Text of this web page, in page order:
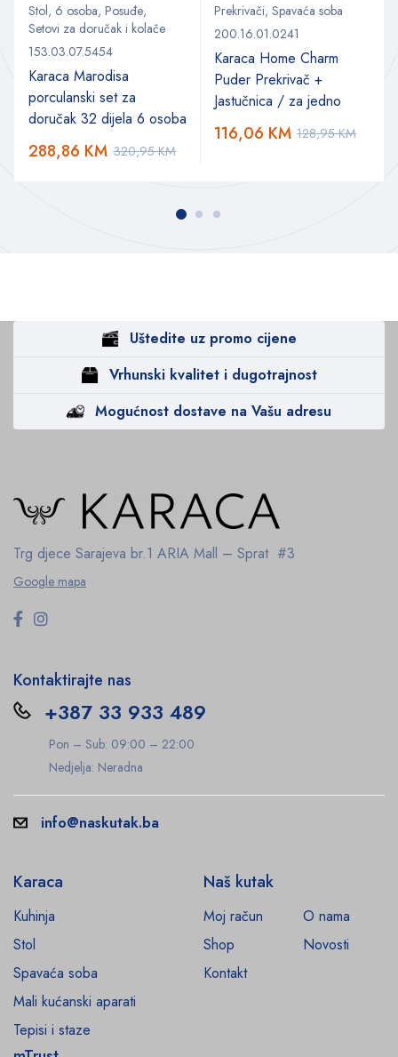
Stol, 6 osoba, Posuđe,
Setovi za doručak i kolače
153.03.07.5454
Karaca Marodisa
porculanski set za
doručak 32 dijela 6 osoba
320,95KM
288,86 KM
Prekrivači, Spavaća soba
200.16.01.0241
Karaca Home Charm
Puder Prekrivač +
Jastučnica / za jedno
128,95KM
116,06 KM
Uštedite uz promo cijene
Vrhunski kvalitet i dugotrajnost
Mogućnost dostave na Vašu adresu
Trg djece Sarajeva br.1 ARIA Mall – Sprat #3
Google mapa
Kontaktirajte nas
+387 33 933 489
Pon – Sub: 09:00 – 22:00
Nedjelja: Neradna
info@naskutak.ba
Karaca
Kuhinja
Stol
Spavaća soba
Mali kućanski aparati
Tepisi i staze
Naš kutak
Moj račun
O nama
Shop
Novosti
Kontakt